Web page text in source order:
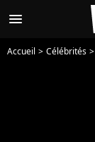
menu
Accueil Célébrités